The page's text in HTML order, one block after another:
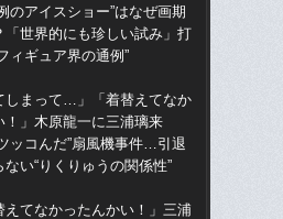
のアイスショー”はなぜ画期
「世界的にも珍しい試み」打
ィギュア界の通例”
しまって…」「着替えてなか
！」木原龍一に三浦璃来
ッコんだ”扇風機事件…引退
い“りくりゅうの関係性”
えてなかったんかい！」三浦